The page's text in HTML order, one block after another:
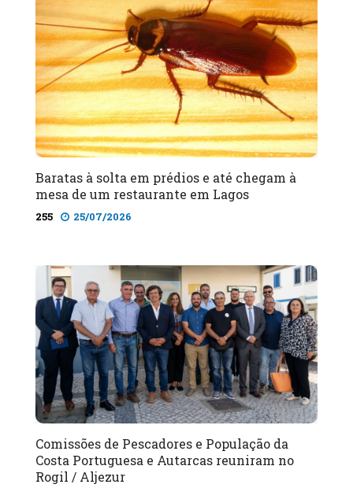
Baratas à solta em prédios e até chegam à
mesa de um restaurante em Lagos
255 25/07/2026
Comissões de Pescadores e População da
Costa Portuguesa e Autarcas reuniram no
Rogil / Aljezur